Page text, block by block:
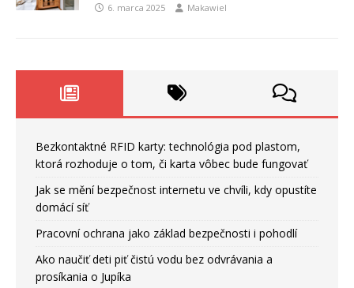
6. marca 2025 Makawiel
Bezkontaktné RFID karty: technológia pod plastom,
ktorá rozhoduje o tom, či karta vôbec bude fungovať
Jak se mění bezpečnost internetu ve chvíli, kdy opustíte
domácí síť
Pracovní ochrana jako základ bezpečnosti i pohodlí
Ako naučiť deti piť čistú vodu bez odvrávania a
prosíkania o Jupíka